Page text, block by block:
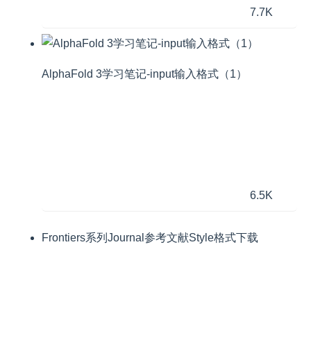
7.7K
AlphaFold 3学习笔记-input输入格式（1）
6.5K
Frontiers系列Journal参考文献Style格式下载